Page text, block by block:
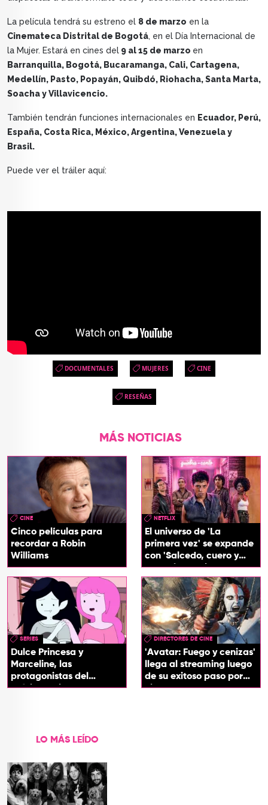
La película tendrá su estreno el 8 de marzo en la
Cinemateca Distrital de Bogotá, en el Día Internacional de
la Mujer. Estará en cines del 9 al 15 de marzo en
Barranquilla, Bogotá, Bucaramanga, Cali, Cartagena,
Medellín, Pasto, Popayán, Quibdó, Riohacha, Santa Marta,
Soacha y Villavicencio.
También tendrán funciones internacionales en Ecuador, Perú,
España, Costa Rica, México, Argentina, Venezuela y
Brasil.
Puede ver el tráiler aquí:
DOCUMENTALES MUJERES CINE
RESEÑAS
MÁS NOTICIAS
CINE
Cinco películas para
recordar a Robin
Williams
NETFLIX
El universo de 'La
primera vez' se expande
con 'Salcedo, cuero y
boogaloo', spin off
SERIES
Dulce Princesa y
Marceline, las
protagonistas del
próximo spin-off de 'Hora
DIRECTORES DE CINE
'Avatar: Fuego y cenizas'
llega al streaming luego
de su exitoso paso por
cines
LO MÁS LEÍDO